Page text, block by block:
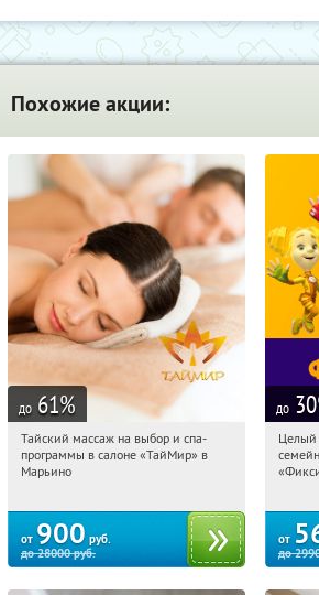
Похожие акции:
до 61%
12:59:59 Купили:
Марьино
Тайский массаж на выбор и спа-
программы в салоне «ТайМир» в
Марьино
от 900 руб.
до28000руб.
до 30
Целый
от
до